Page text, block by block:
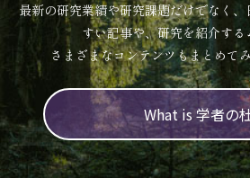
最新の研究業績や研究課題だけでなく
すい記事や、研究を紹介する
さまざまなコンテンツもまとめて
What is 学者の